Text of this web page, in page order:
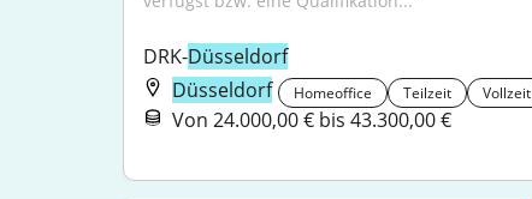
DRK-Düsseldorf
Düsseldorf
Homeoffice Teilzeit Vollzeit
Von 24.000,00 € bis 43.300,00 €